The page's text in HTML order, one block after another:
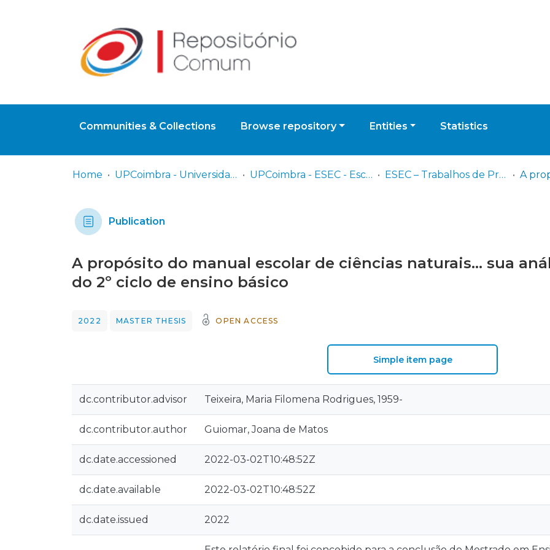
Communities & Collections Browse repository Entities Statistics
Home UPCoimbra - Universidade Politécnica de Coimbra UPCoimbra - ESEC - Escola Superior de Educação de Coimbra ESEC – Trabalhos de Projeto | Relatórios de Estágio | Projetos de Investigação
Publication
A propósito do manual escolar de ciências naturais… sua
do 2º ciclo de ensino básico
2022 MASTER THESIS OPEN ACCESS
Simple item page
dc.contributor.advisor Teixeira, Maria Filomena Rodrigues, 1959-
dc.contributor.author Guiomar, Joana de Matos
dc.date.accessioned 2022-03-02T10:48:52Z
dc.date.available 2022-03-02T10:48:52Z
dc.date.issued 2022